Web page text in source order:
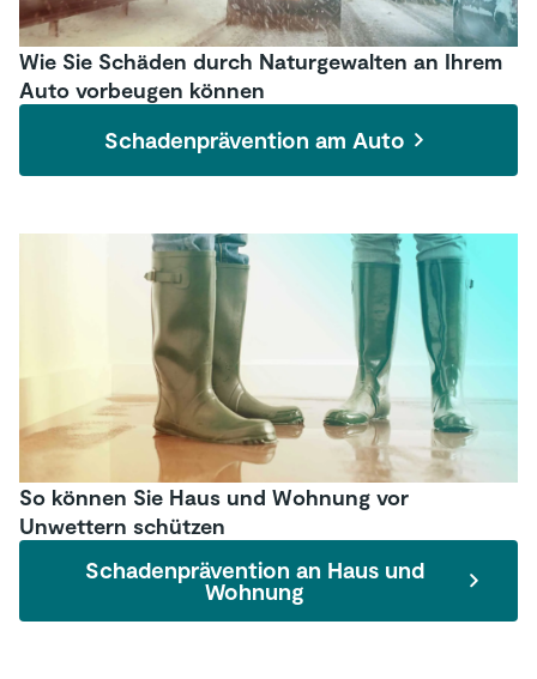
Wie Sie Schäden durch Naturgewalten an Ihrem
Auto vorbeugen können
Schadenprävention am Auto
So können Sie Haus und Wohnung vor
Unwettern schützen
Schadenprävention an Haus und
Wohnung